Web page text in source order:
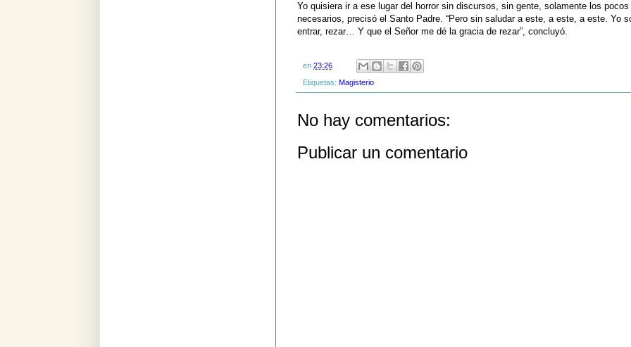
Yo quisiera ir a ese lugar del horror sin discursos, sin gente, solamente los pocos
necesarios, precisó el Santo Padre. “Pero sin saludar a este, a este, a este. Yo
entrar, rezar… Y que el Señor me dé la gracia de rezar”, concluyó.
en 23:26
Etiquetas: Magisterio
No hay comentarios:
Publicar un comentario